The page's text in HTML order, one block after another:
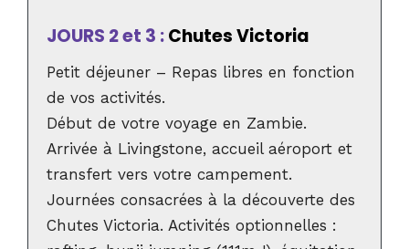
JOURS 2 et 3 :Chutes Victoria
Petit déjeuner – Repas libres en fonction
de vos activités.
Début de votre voyage en Zambie.
Arrivée à Livingstone, accueil aéroport et
transfert vers votre campement.
Journées consacrées à la découverte des
Chutes Victoria. Activités optionnelles :